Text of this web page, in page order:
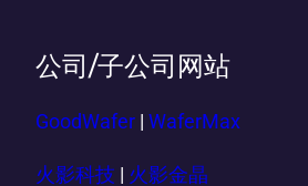
公司/子公司网站
GoodWafer WaferMax
火影科技 火影金晶